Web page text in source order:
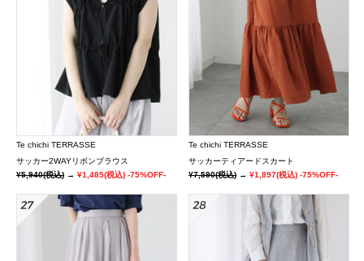
Te chichi TERRASSE
サッカー2WAYリボンブラウス
¥5,940(税込) → ¥1,485(税込) -75%OFF-
Te chichi TERRASSE
サッカーティアードスカート
¥7,590(税込)→¥1,897(税込) -75%OFF-